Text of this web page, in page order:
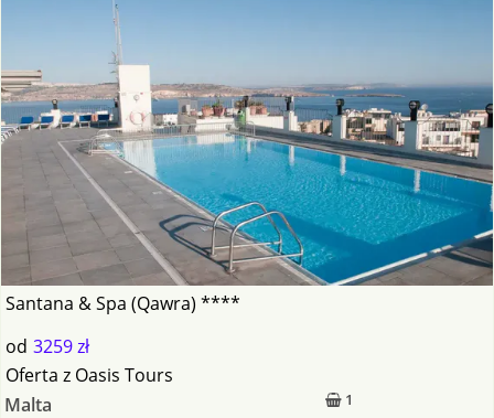
Santana & Spa (Qawra) ****
od 3259 zł
1
Oferta z Oasis Tours
Malta